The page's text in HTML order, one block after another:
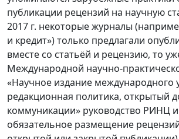
публикации рецензий на научную
2017 г. некоторые журналы
и кредит») только предлагали
вместе со статьёй и рецензию, то
Международной научно-
«Научное издание международного
редакционная политика, открытый
коммуникации» руководство РИНЦ
обязательное размещение